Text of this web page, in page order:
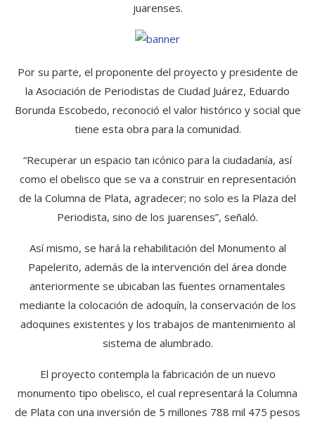
juarenses.
Por su parte, el proponente del proyecto y presidente de
la Asociación de Periodistas de Ciudad Juárez, Eduardo
Borunda Escobedo, reconoció el valor histórico y social que
tiene esta obra para la comunidad.
“Recuperar un espacio tan icónico para la ciudadanía, así
como el obelisco que se va a construir en representación
de la Columna de Plata, agradecer; no solo es la Plaza del
Periodista, sino de los juarenses”, señaló.
Así mismo, se hará la rehabilitación del Monumento al
Papelerito, además de la intervención del área donde
anteriormente se ubicaban las fuentes ornamentales
mediante la colocación de adoquín, la conservación de los
adoquines existentes y los trabajos de mantenimiento al
sistema de alumbrado.
El proyecto contempla la fabricación de un nuevo
monumento tipo obelisco, el cual representará la Columna
de Plata con una inversión de 5 millones 788 mil 475 pesos